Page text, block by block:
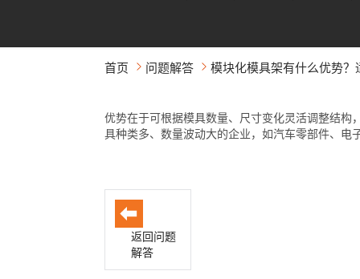
首页 问题解答 模块化模具架有什么优势
优势在于可根据模具数量、尺寸变化灵活调整结
具种类多、数量波动大的企业，如汽车零部件、电
返回问题
解答